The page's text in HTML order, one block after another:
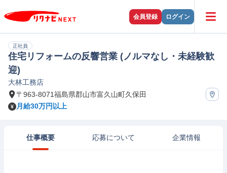
会員登録 ログイン
正社員
住宅リフォームの反響営業 (ノルマなし・未経験歓
迎)
大林工務店
〒963-8071福島県郡山市富久山町久保田
月給30万円以上
仕事概要 応募について 企業情報